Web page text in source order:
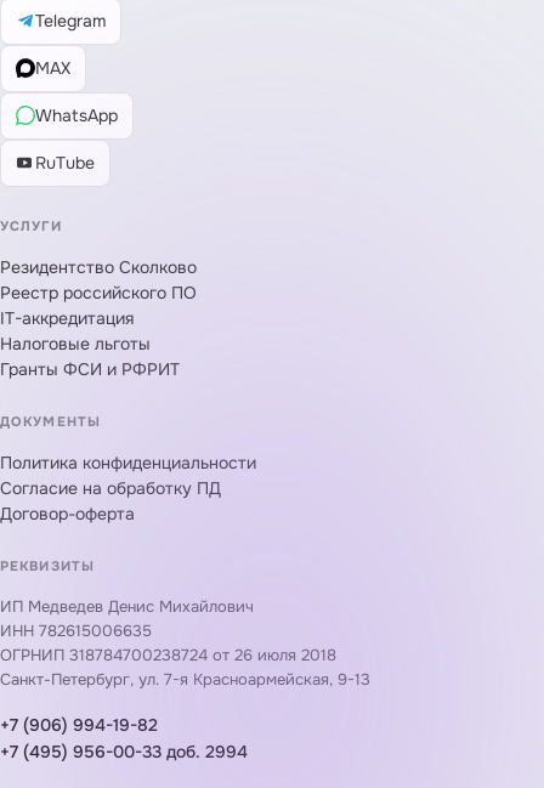
Telegram
MAX
WhatsApp
RuTube
УСЛУГИ
Резидентство Сколково
Реестр российского ПО
IT-аккредитация
Налоговые льготы
Гранты ФСИ и РФРИТ
ДОКУМЕНТЫ
Политика конфиденциальности
Согласие на обработку ПД
Договор-оферта
РЕКВИЗИТЫ
ИП Медведев Денис Михайлович
ИНН 782615006635
ОГРНИП 318784700238724 от 26 июля 2018
Санкт-Петербург, ул. 7-я Красноармейская, 9-13
+7 (906) 994-19-82
+7 (495) 956-00-33 доб. 2994